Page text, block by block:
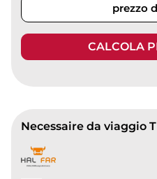
prezzo
CALCOLA
Necessaire da viaggio